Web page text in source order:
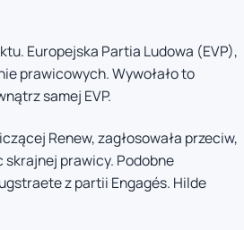
Europejska Partia Ludowa (EVP),
prawicowych. Wywołało to
samej EVP.
Renew, zagłosowała przeciw,
prawicy. Podobne
z partii Engagés. Hilde